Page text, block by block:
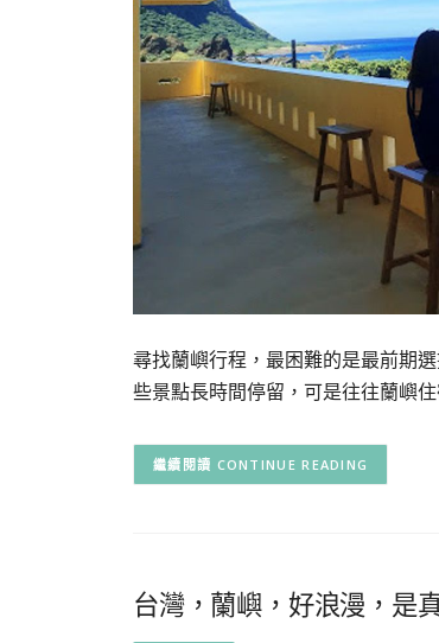
尋找蘭嶼行程，最困難的是最前期
些景點長時間停留，可是往往蘭嶼
CONTINUE READING
台灣，蘭嶼，好浪漫，是